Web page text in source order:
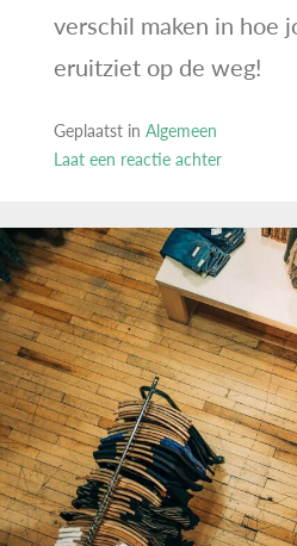
verschil maken in hoe
eruitziet op de weg!
Geplaatst in Algemeen
Laat een reactie achter
kentekenplaten:
charme
en
voordelen
voor
oldtimers